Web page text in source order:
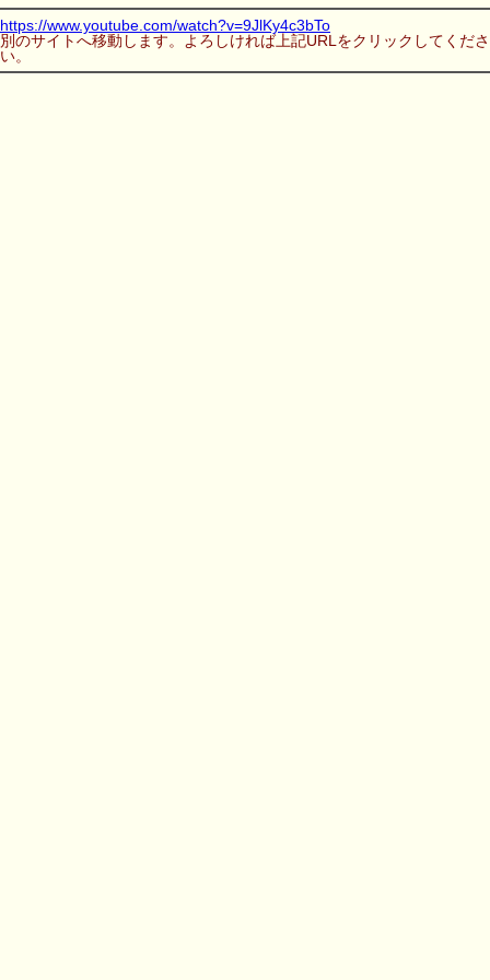
https://www.youtube.com/watch?v=9JlKy4c3bTo
別のサイトへ移動します。よろしければ上記URLをクリックしてくださ
い。